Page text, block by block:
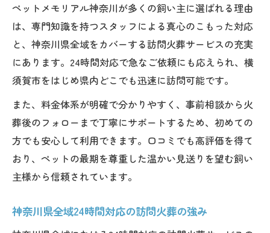
ペットメモリアル神奈川が多くの飼い主に選ばれる理由
は、専門知識を持つスタッフによる真心のこもった対応
と、神奈川県全域をカバーする訪問火葬サービスの充実
にあります。24時間対応で急なご依頼にも応えられ、横
須賀市をはじめ県内どこでも迅速に訪問可能です。
また、料金体系が明確で分かりやすく、事前相談から火
葬後のフォローまで丁寧にサポートするため、初めての
方でも安心して利用できます。口コミでも高評価を得て
おり、ペットの最期を尊重した温かい見送りを望む飼い
主様から信頼されています。
神奈川県全域24時間対応の訪問火葬の強み